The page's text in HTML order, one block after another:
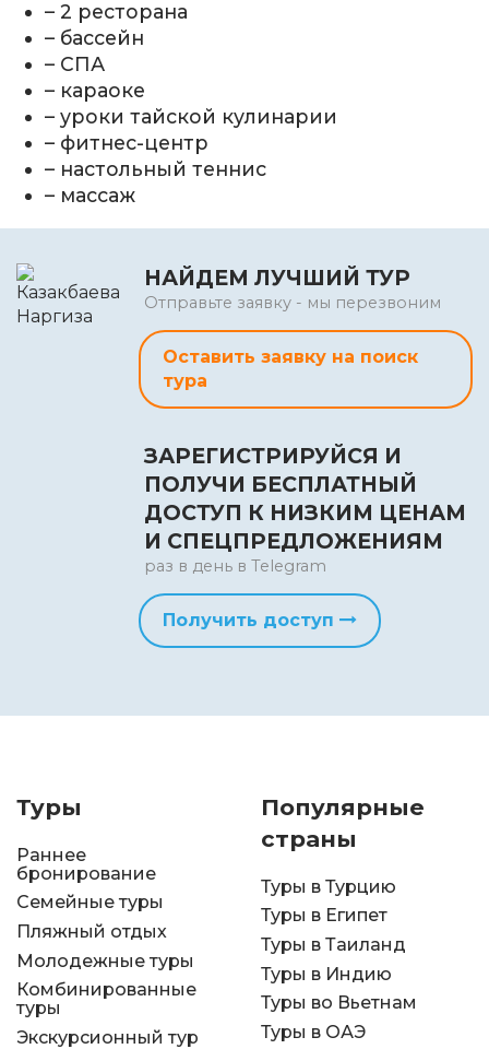
– 2 ресторана
– бассейн
– СПА
– караоке
– уроки тайской кулинарии
– фитнес-центр
– настольный теннис
– массаж
НАЙДЕМ ЛУЧШИЙ ТУР
Отправьте заявку - мы перезвоним
Оставить заявку на поиск
тура
ЗАРЕГИСТРИРУЙСЯ И
ПОЛУЧИ БЕСПЛАТНЫЙ
ДОСТУП К НИЗКИМ ЦЕНАМ
И СПЕЦПРЕДЛОЖЕНИЯМ
раз в день в Telegram
Получить доступ
Туры
Раннее
бронирование
Семейные туры
Пляжный отдых
Молодежные туры
Комбинированные
туры
Экскурсионный тур
Популярные
страны
Туры в Турцию
Туры в Египет
Туры в Таиланд
Туры в Индию
Туры во Вьетнам
Туры в ОАЭ